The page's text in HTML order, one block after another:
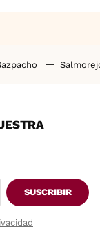
SUSCRIBIR